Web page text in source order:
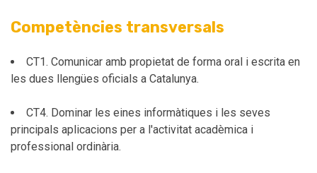
Competències transversals
CT1. Comunicar amb propietat de forma oral i escrita en
les dues llengües oficials a Catalunya.
CT4. Dominar les eines informàtiques i les seves
principals aplicacions per a l'activitat acadèmica i
professional ordinària.